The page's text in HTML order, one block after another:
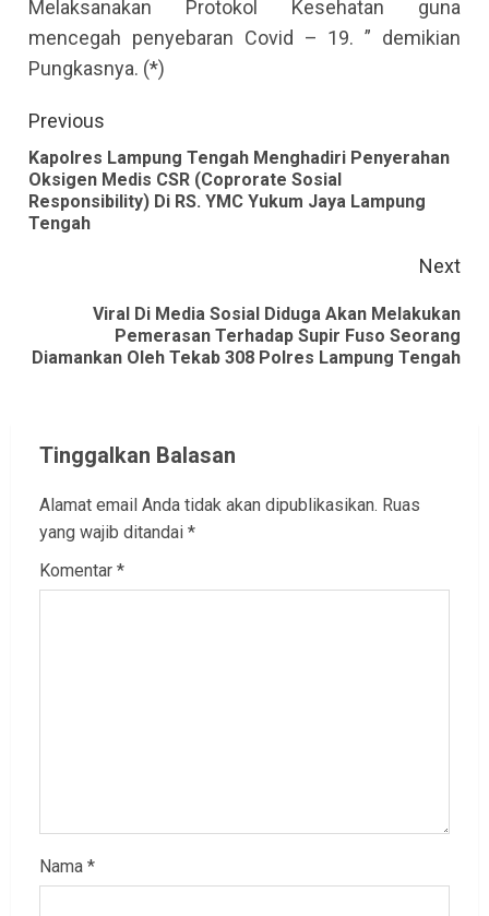
Melaksanakan Protokol Kesehatan guna
mencegah penyebaran Covid – 19. ” demikian
Pungkasnya. (*)
Continue
Reading
Previous
Kapolres Lampung Tengah Menghadiri Penyerahan
Oksigen Medis CSR (Coprorate Sosial
Responsibility) Di RS. YMC Yukum Jaya Lampung
Tengah
Next
post:
Viral Di Media Sosial Diduga Akan Melakukan
Pemerasan Terhadap Supir Fuso Seorang
Diamankan Oleh Tekab 308 Polres Lampung Tengah
Tinggalkan Balasan
Alamat email Anda tidak akan dipublikasikan. Ruas
yang wajib ditandai *
Komentar *
Nama *